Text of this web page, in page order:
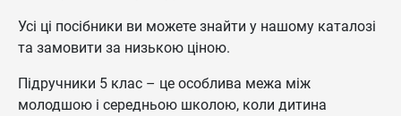
Усі ці посібники ви можете знайти у нашому каталозі
та замовити за низькою ціною.
Підручники 5 клас – це особлива межа між
молодшою і середньою школою, коли дитина